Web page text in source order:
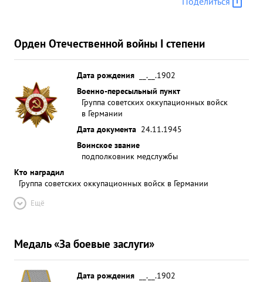
проделал большую работу по редактированию
Орден Отечественной войны I степени
Дата рождения
__.__.1902
Военно-пересыльный пункт
Группа советских оккупационных войск
в Германии
Дата документа 24.11.1945
Воинское звание
подполковник медслужбы
Кто наградил
Группа советских оккупационных войск в Германии
Ещё
Медаль «За боевые заслуги»
Дата рождения
__.__.1902